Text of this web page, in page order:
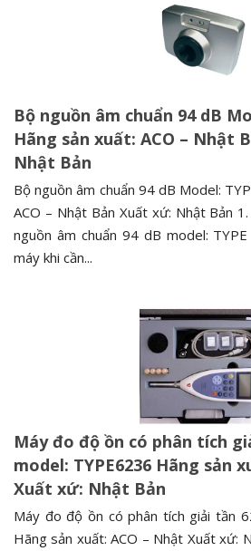
Bộ nguồn âm chuẩn 94 dB
Hãng sản xuất: ACO – Nhật
Nhật Bản
Bộ nguồn âm chuẩn 94 dB Model:
ACO – Nhật Bản Xuất xứ: Nhật Bản
nguồn âm chuẩn 94 dB model:
máy khi cần...
Máy đo độ ồn có phân tích
model: TYPE6236 Hãng sản
Xuất xứ: Nhật Bản
Máy đo độ ồn có phân tích giải tần
Hãng sản xuất: ACO – Nhật Xuất xứ: